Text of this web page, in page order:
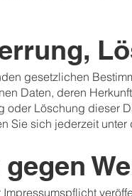
gesetzlichen
Daten, deren
oder Löschung dieser
Sie sich jederzeit